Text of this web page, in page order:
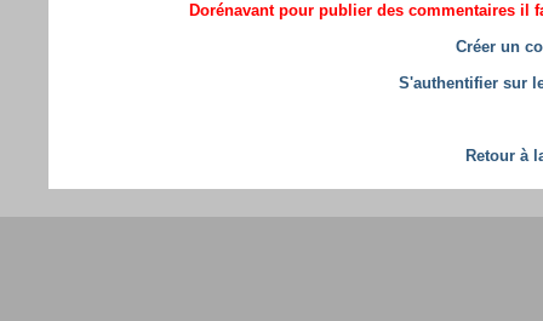
Dorénavant pour publier des commentaires il
Créer un
S'authentifier sur
Retour à